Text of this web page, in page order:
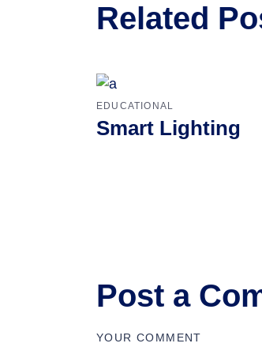
Related
EDUCATIONAL
Smart Lighting
Post a